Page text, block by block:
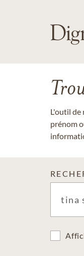
L'outil de
prénom